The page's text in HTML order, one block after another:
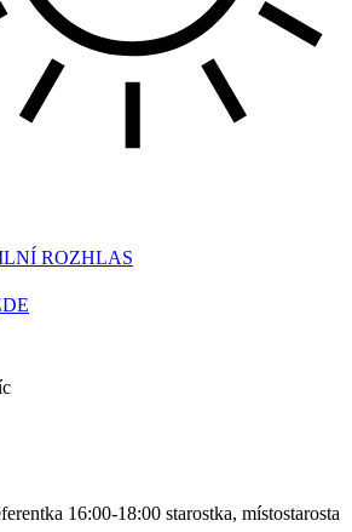
16:00-18:00 starostka, místostarosta